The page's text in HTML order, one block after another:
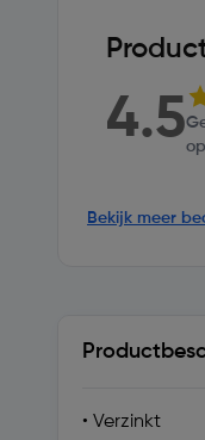
4.5
Bekijk meer
• Verzinkt